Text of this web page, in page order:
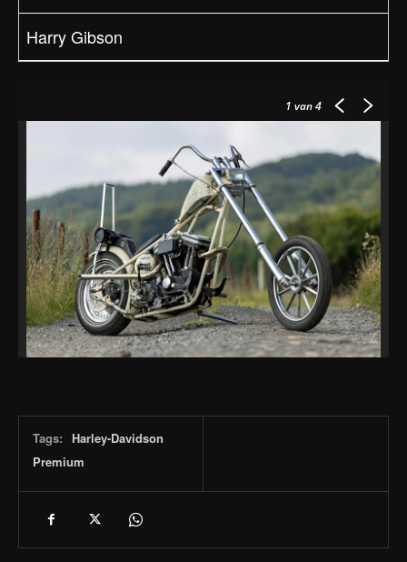
Harry Gibson
1 van 4
Tags:
Harley-Davidson
Premium